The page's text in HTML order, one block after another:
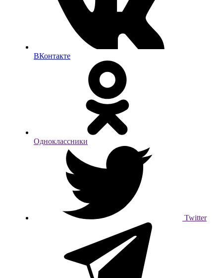
ВКонтакте
Одноклассники
Twitter